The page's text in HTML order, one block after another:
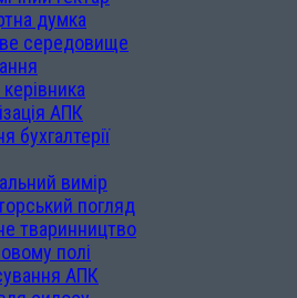
думка
середовище
АПК
бухгалтерії
вимір
погляд
тваринництво
полі
АПК